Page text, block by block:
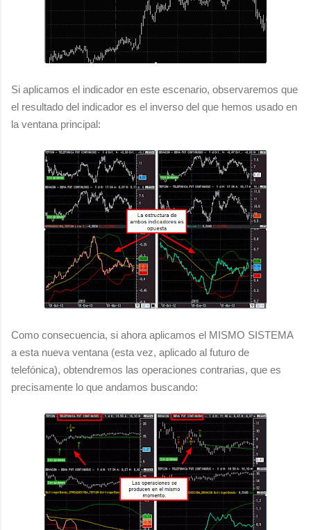
Si aplicamos el indicador en este escenario, observaremos que
el resultado del indicador es el inverso del que hemos usado en
la ventana principal:
Como consecuencia, si ahora aplicamos el MISMO SISTEMA
a esta nueva ventana (esta vez, aplicado al futuro de
telefónica), obtendremos las operaciones contrarias, que es
precisamente lo que andamos buscando: